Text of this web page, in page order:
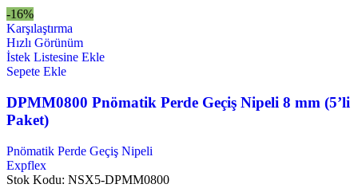
-16%
Karşılaştırma
Hızlı Görünüm
İstek Listesine Ekle
Sepete Ekle
DPMM0800 Pnömatik Perde Geçiş Nipeli 8 mm (5’li
Paket)
Pnömatik Perde Geçiş Nipeli
Expflex
Stok Kodu: NSX5-DPMM0800